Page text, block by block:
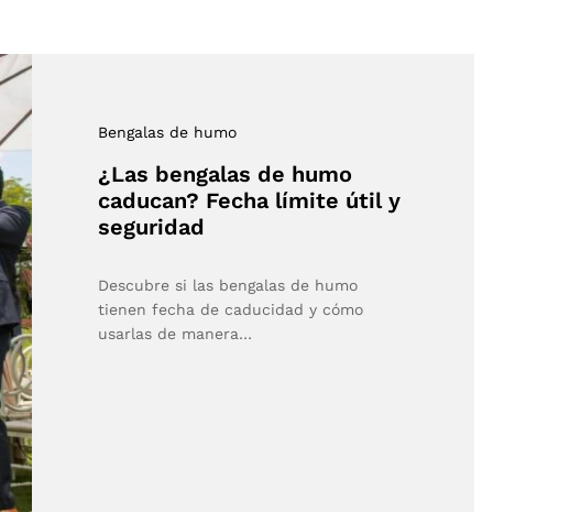
Bengalas de humo
¿Las bengalas de humo
caducan? Fecha límite útil y
seguridad
Descubre si las bengalas de humo
tienen fecha de caducidad y cómo
usarlas de manera…